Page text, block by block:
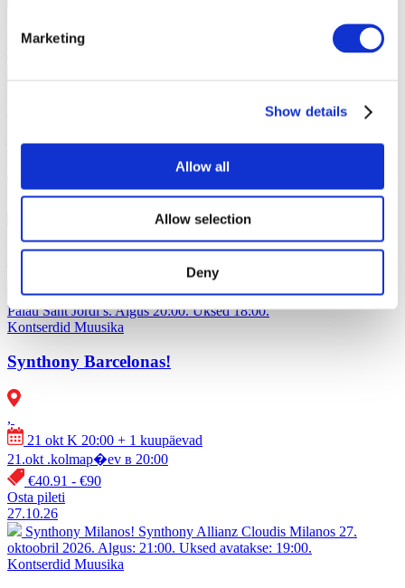
Marketing
Show details
Allow all
Allow selection
Deny
Osta pileti
Valery Meladze Amsterdamis!
€59 - €249
Synthony Barcelonas! Synthony Barcelonas 21. oktoobril 2026
Palau Sant Jordi’s. Algus 20:00. Uksed 18:00.
Kontserdid Muusika
Synthony Barcelonas!
,
21 okt K 20:00 + 1 kuupäevad
21.okt .kolmap�ev в 20:00
€40.91 - €90
Osta pileti
27.10.26
Synthony Milanos! Synthony Allianz Cloudis Milanos 27.
oktoobril 2026. Algus: 21:00. Uksed avatakse: 19:00.
Kontserdid Muusika